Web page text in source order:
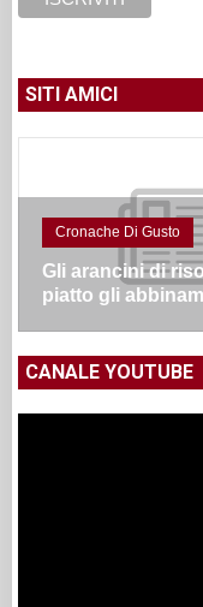
SITI AMICI
Cronache Di Gusto
Gli arancini di
piatto gli
CANALE YOUTUBE